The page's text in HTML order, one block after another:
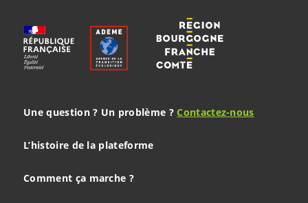
Une question ? Un problème ?Contactez-nous
L’histoire de la plateforme
Comment ça marche ?